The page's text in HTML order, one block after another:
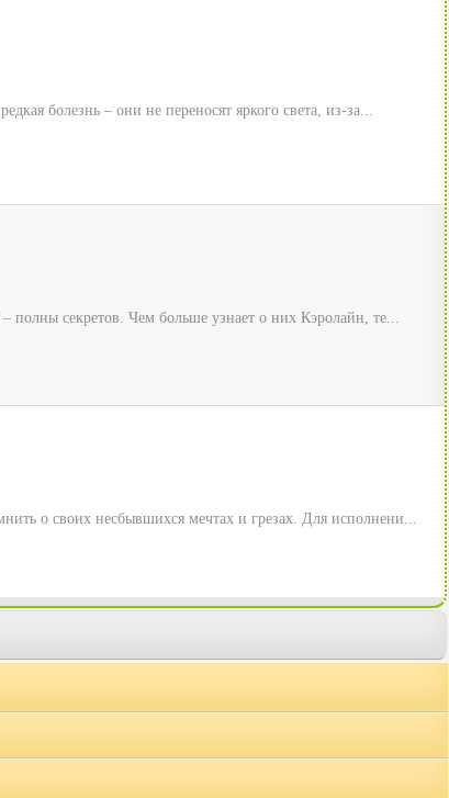
болезнь – они не переносят яркого света, из-за...
полны секретов. Чем больше узнает о них Кэролайн, те...
о своих несбывшихся мечтах и грезах. Для исполнени...